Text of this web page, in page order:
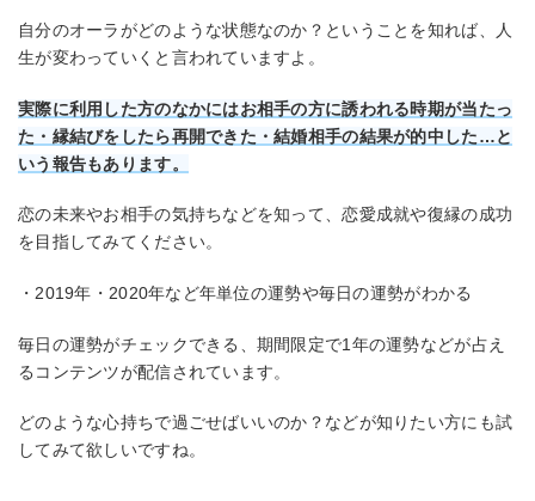
自分のオーラがどのような状態なのか？ということを知れば、人
生が変わっていくと言われていますよ。
実際に利用した方のなかにはお相手の方に誘われる時期が当たっ
た・縁結びをしたら再開できた・結婚相手の結果が的中した…と
いう報告もあります。
恋の未来やお相手の気持ちなどを知って、恋愛成就や復縁の成功
を目指してみてください。
・2019年・2020年など年単位の運勢や毎日の運勢がわかる
毎日の運勢がチェックできる、期間限定で1年の運勢などが占え
るコンテンツが配信されています。
どのような心持ちで過ごせばいいのか？などが知りたい方にも試
してみて欲しいですね。